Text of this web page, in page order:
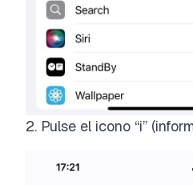
2. Pulse el icono “i”